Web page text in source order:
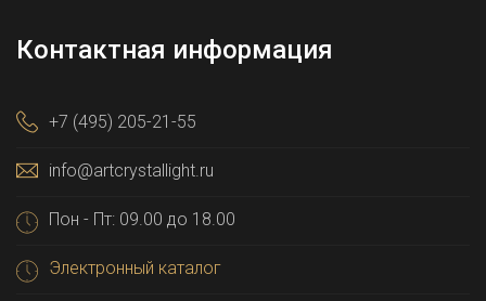
Контактная информация
+7 (495) 205-21-55
info@artcrystallight.ru
Пон - Пт: 09.00 до 18.00
Электронный каталог